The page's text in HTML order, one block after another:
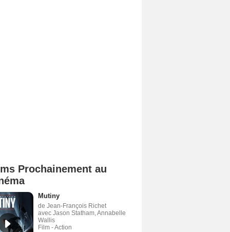
Prochainement au
Mutiny
de Jean-François Richet
avec Jason Statham, Annabelle
Wallis
Film - Action